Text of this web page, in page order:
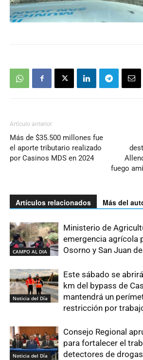
Artículo anterior
Más de $35.500 millones fue
el aporte tributario realizado
por Casinos MDS en 2024
fuego
Artículos relacionados Más del
CAMPO AL DIA
Ministerio de
emergencia agrícola
Osorno y San Juan
Noticia del Día
Este sábado se
km del bypass de
mantendrá un
restricción por
Noticia del Día
Consejo Regional
para fortalecer el
detectores de